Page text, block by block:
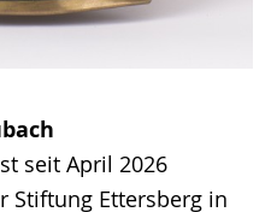
seit April 2026
Stiftung Ettersberg in